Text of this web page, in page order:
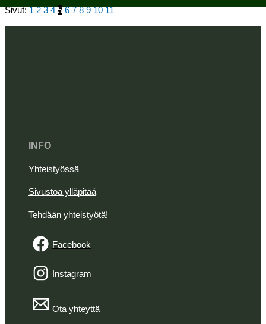
Sivut: 1 2 3 4 5 6 7 8 9 10 11
INFO
Yhteistyössä
Sivustoa ylläpitää
Tehdään yhteistyötä!
Facebook
Instagram
Ota yhteyttä